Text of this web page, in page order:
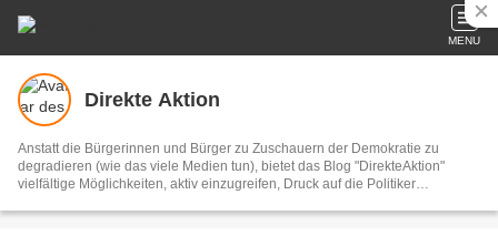
MENU
Direkte Aktion
Anstatt die Bürgerinnen und Bürger zu Zuschauern der Demokratie zu
degradieren (wie das viele Medien tun), bietet das Blog "DirekteAktion"
vielfältige Möglichkeiten, aktiv einzugreifen, Druck auf die Politiker
können alle LeserInnen unterstützen, indem sie bei den Aktionen mitmachen